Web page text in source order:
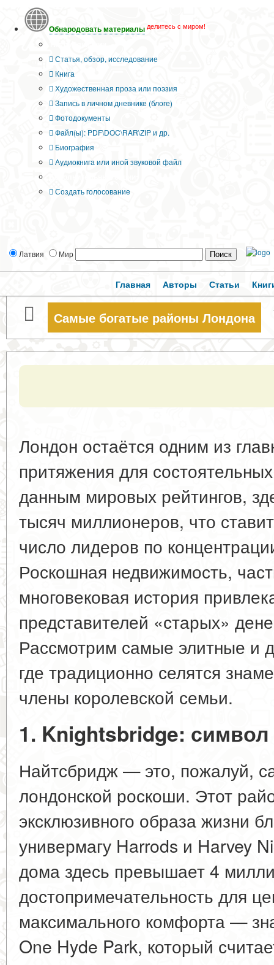
Обнародовать материалы делитесь с миром!
Статья, обзор, исследование
Книга
Художественная проза или поэзия
Запись в личном дневнике (блоге)
Фотодокументы
Файл(ы): PDF\DOC\RAR\ZIP и др.
Биография
Аудиокнига или иной звуковой файл
Создать голосование
Латвия Мир
Главная Авторы Статьи
Самые богатые районы Лондона
Лондон остаётся одним из
притяжения для
данным мировых рейтингов,
тысяч миллионеров, что
число лидеров по
Роскошная недвижимость,
многовековая история
представителей «старых»
Рассмотрим самые элитные и
где традиционно селятся
члены королевской семьи.
1. Knightsbridge: символ
Найтсбридж — это, пожалуй,
лондонской роскоши. Этот
эксклюзивного образа жизни
универмагу Harrods и Harvey
дома здесь превышает 4
достопримечательность для
максимального комфорта —
One Hyde Park, который